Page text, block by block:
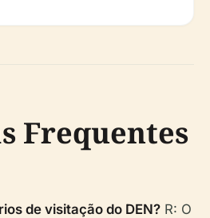
Frequentes
de visitação do DEN? R: O